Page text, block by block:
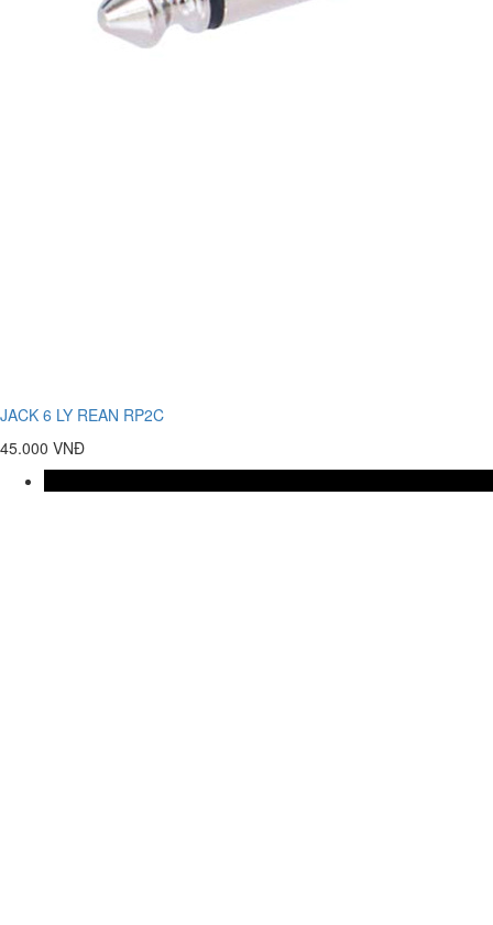
JACK 6 LY REAN RP2C
45.000 VNĐ